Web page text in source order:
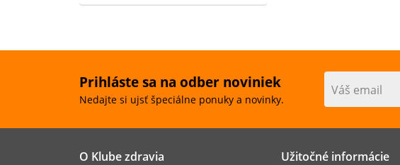
Prihláste sa na odber noviniek
Nedajte si ujsť špeciálne ponuky a novinky.
Váš email
O Klube zdravia Užitočné informácie